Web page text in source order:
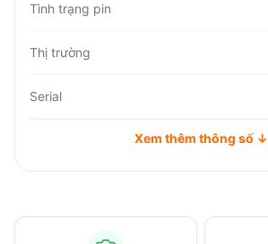
Tình trạng pin
Thị trường
Serial
Xem thêm thông số ↓